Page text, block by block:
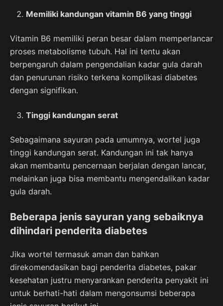
Memiliki kandungan vitamin B6 yang tinggi
Vitamin B6 memiliki peran besar dalam memperlancar
proses metabolisme tubuh. Hal ini tentu akan
berpengaruh dalam pengendalian kadar gula darah
dan penurunan risiko terkena komplikasi diabetes
dengan signifikan.
Tinggi kandungan serat
Sebagaimana sayuran pada umumnya, wortel juga
tinggi kandungan serat. Kandungan ini tak hanya
akan membantu pencernaan berjalan dengan lancar,
melainkan juga bisa membantu mengendalikan kadar
gula darah.
Beberapa jenis sayuran yang sebaiknya
dihindari penderita diabetes
Jika wortel termasuk aman dan bahkan
direkomendasikan bagi penderita diabetes, pakar
kesehatan justru menyarankan penderita penyakit ini
untuk berhati-hati dalam mengonsumsi beberapa